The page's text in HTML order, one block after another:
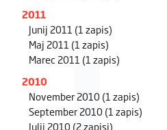
2011
Junij 2011 (1 zapis)
Maj 2011 (1 zapis)
Marec 2011 (1 zapis)
2010
November 2010(1 zapis)
September 2010(1 zapis)
Julij 2010(2 zapisi)